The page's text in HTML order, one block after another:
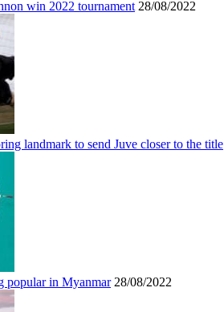
win 2022 tournament 28/08/2022
landmark to send Juve closer to the title
popular in Myanmar 28/08/2022